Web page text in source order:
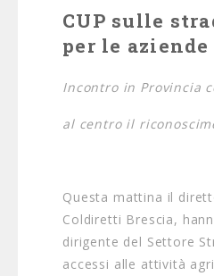
CUP sulle
per le
Incontro in Provincia
al centro il
Questa mattina il
Coldiretti Brescia,
dirigente del Settore
accessi alle attività